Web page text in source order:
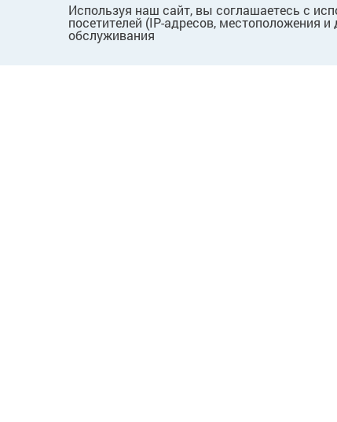
Используя наш сайт, вы соглашаетесь с
посетителей (IP-адресов, местоположения
обслуживания